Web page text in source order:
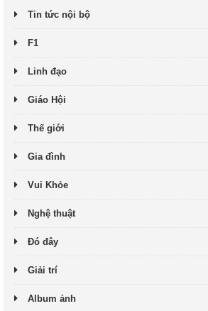
Tin tức nội bộ
F1
Linh đạo
Giáo Hội
Thế giới
Gia đình
Vui Khỏe
Nghệ thuật
Đó đây
Giải trí
Album ảnh